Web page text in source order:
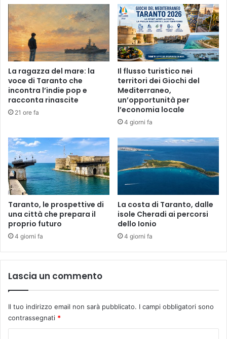
La ragazza del mare: la
voce di Taranto che
incontra l’indie pop e
racconta rinascite
21 ore fa
Il flusso turistico nei
territori dei Giochi del
Mediterraneo,
un’opportunità per
l’economia locale
4 giorni fa
Taranto, le prospettive di
una città che prepara il
proprio futuro
4 giorni fa
La costa di Taranto, dalle
isole Cheradi ai percorsi
dello Ionio
4 giorni fa
Lascia un commento
Il tuo indirizzo email non sarà pubblicato. I campi obbligatori sono
contrassegnati *